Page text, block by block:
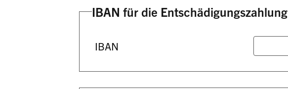
IBAN für die Entschädigungszahlung
IBAN